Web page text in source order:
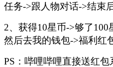
任务->跟人物对话->结束
2、获得10星币->够了
然后去我的钱包->福利红
PS：哔哩哔哩直接送红